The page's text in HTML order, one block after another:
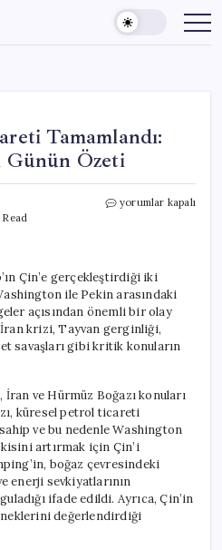
Tamamlandı:
Günün Özeti
Trump’ın
ve
İki
Günün
Özeti
için
yorumlar kapalı
Çin’e gerçekleştirdiği iki
ile Pekin arasındaki
açısından önemli bir olay
krizi, Tayvan gerginliği,
savaşları gibi kritik konuların
İran ve Hürmüz Boğazı konuları
küresel petrol ticareti
ve bu nedenle Washington
artırmak için Çin’i
boğaz çevresindeki
enerji sevkiyatlarının
ifade edildi. Ayrıca, Çin’in
değerlendirdiği